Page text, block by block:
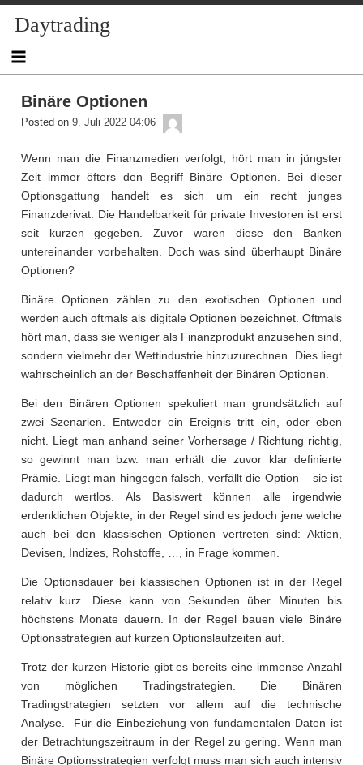
Daytrading
Binäre Optionen
Posted on 9. Juli 2022 04:06
Wenn man die Finanzmedien verfolgt, hört man in jüngster
Zeit immer öfters den Begriff Binäre Optionen. Bei dieser
Optionsgattung handelt es sich um ein recht junges
Finanzderivat. Die Handelbarkeit für private Investoren ist erst
seit kurzen gegeben. Zuvor waren diese den Banken
untereinander vorbehalten. Doch was sind überhaupt Binäre
Optionen?
Binäre Optionen zählen zu den exotischen Optionen und
werden auch oftmals als digitale Optionen bezeichnet. Oftmals
hört man, dass sie weniger als Finanzprodukt anzusehen sind,
sondern vielmehr der Wettindustrie hinzuzurechnen. Dies liegt
wahrscheinlich an der Beschaffenheit der Binären Optionen.
Bei den Binären Optionen spekuliert man grundsätzlich auf
zwei Szenarien. Entweder ein Ereignis tritt ein, oder eben
nicht. Liegt man anhand seiner Vorhersage / Richtung richtig,
so gewinnt man bzw. man erhält die zuvor klar definierte
Prämie. Liegt man hingegen falsch, verfällt die Option – sie ist
dadurch wertlos. Als Basiswert können alle irgendwie
erdenklichen Objekte, in der Regel sind es jedoch jene welche
auch bei den klassischen Optionen vertreten sind: Aktien,
Devisen, Indizes, Rohstoffe, …, in Frage kommen.
Die Optionsdauer bei klassischen Optionen ist in der Regel
relativ kurz. Diese kann von Sekunden über Minuten bis
höchstens Monate dauern. In der Regel bauen viele Binäre
Optionsstrategien auf kurzen Optionslaufzeiten auf.
Trotz der kurzen Historie gibt es bereits eine immense Anzahl
von möglichen Tradingstrategien. Die Binären
Tradingstrategien setzten vor allem auf die technische
Analyse. Für die Einbeziehung von fundamentalen Daten ist
der Betrachtungszeitraum in der Regel zu gering. Wenn man
Binäre Optionsstrategien verfolgt muss man sich auch intensiv